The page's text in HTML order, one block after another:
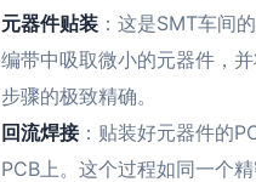
元器件贴装 ：这是SMT车间
编带中吸取微小的元器件，
步骤的极致精确。
回流焊接：贴装好元器件的
PCB上。这个过程如同一个